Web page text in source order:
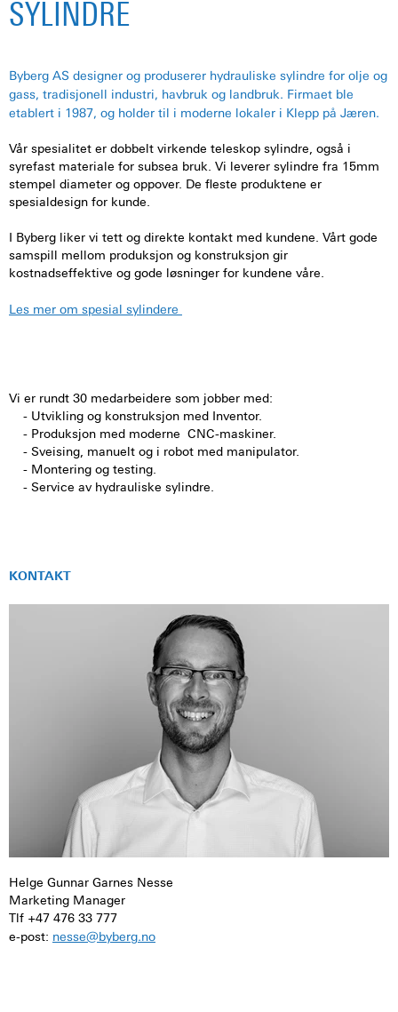
SYLINDRE
Byberg AS designer og produserer hydrauliske sylindre for olje og
gass, tradisjonell industri, havbruk og landbruk. Firmaet ble
etablert i 1987, og holder til i moderne lokaler i Klepp på Jæren.
Vår spesialitet er dobbelt virkende teleskop sylindre, også i
syrefast materiale for subsea bruk. Vi leverer sylindre fra 15mm
stempel diameter og oppover. De fleste produktene er
spesialdesign for kunde.
I Byberg liker vi tett og direkte kontakt med kundene. Vårt gode
samspill mellom produksjon og konstruksjon gir
kostnadseffektive og gode løsninger for kundene våre.
Les mer om spesial sylindere
Vi er rundt 30 medarbeidere som jobber med:
- Utvikling og konstruksjon med Inventor.
- Produksjon med moderne CNC-maskiner.
- Sveising, manuelt og i robot med manipulator.
- Montering og testing.
- Service av hydrauliske sylindre.
KONTAKT
Helge Gunnar Garnes Nesse
Marketing Manager
Tlf +47 476 33 777
e-post: nesse@byberg.no